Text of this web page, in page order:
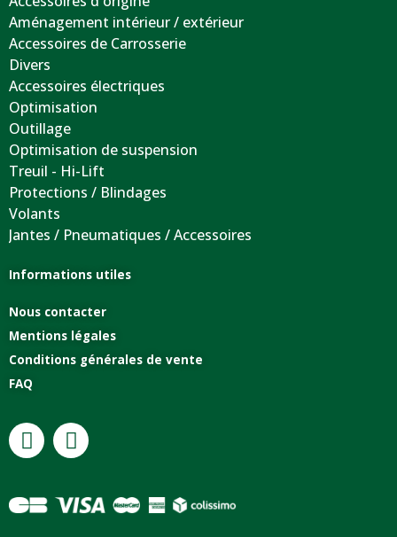
Aménagement intérieur / extérieur
Accessoires de Carrosserie
Divers
Accessoires électriques
Optimisation
Outillage
Optimisation de suspension
Treuil - Hi-Lift
Protections / Blindages
Volants
Jantes / Pneumatiques / Accessoires
Informations utiles
Nous contacter
Mentions légales
Conditions générales de vente
FAQ